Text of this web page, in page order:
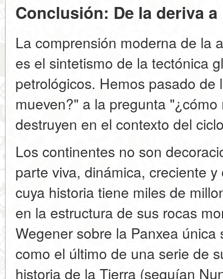
Conclusión: De la deriva
La comprensión moderna de la
es el sintetismo de la tectónica
petrológicos. Hemos pasado de
mueven?" a la pregunta
destruyen en el contexto del
Los continentes no son
parte viva, dinámica, creciente
cuya historia tiene miles de
en la estructura de sus rocas
Wegener sobre la Panxea
como el último de una serie de
historia de la Tierra (seguían